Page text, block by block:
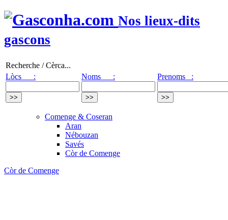
Nos lieux-dits
gascons
Recherche / Cèrca...
Lòcs :
Noms : Prenoms :
Comenge & Coseran
Aran
Nébouzan
Savés
Còr de Comenge
Còr de Comenge